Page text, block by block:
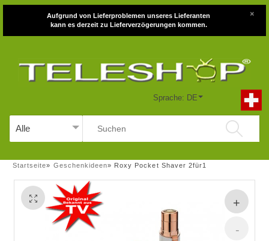
Aufgrund von Lieferproblemen unseres Lieferanten
kann es derzeit zu Lieferverzögerungen kommen.
×
Sprache: DE
Startseite» Geschenkideen» Roxy Pocket Shaver 2für1